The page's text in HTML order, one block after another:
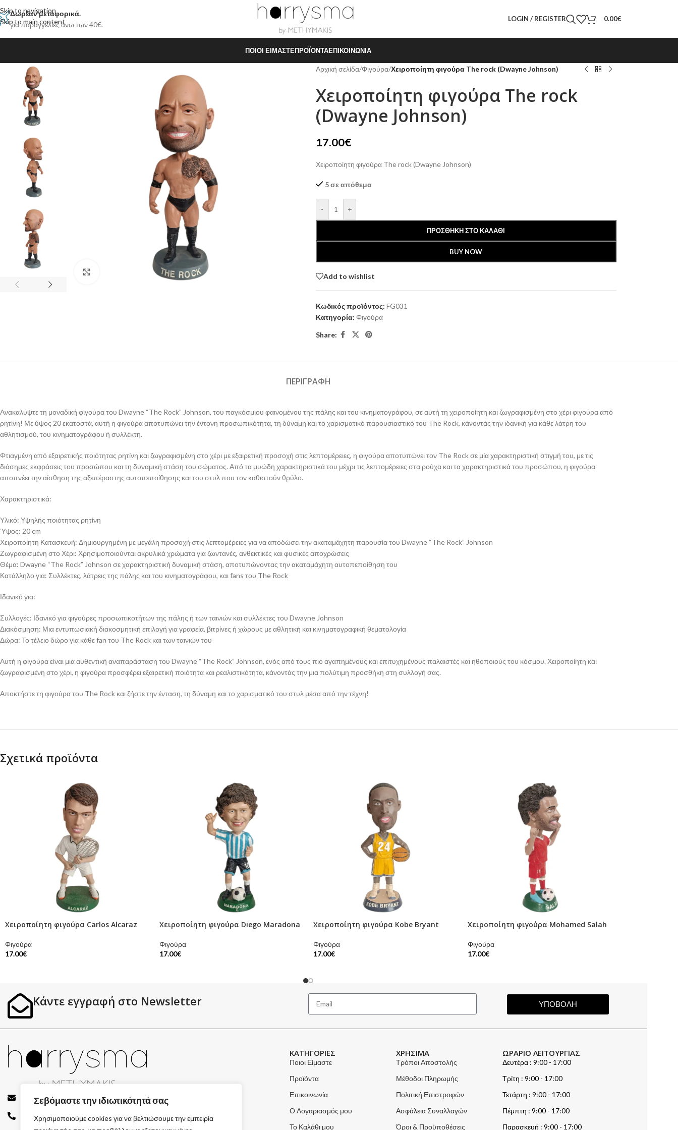
Σεβόμαστε την ιδιωτικότητά σας
Χρησιμοποιούμε cookies για να βελτιώσουμε την εμπειρία
Skip to navigation
Skip to main content
Δωρέαν μεταφορικά.
για παραγγελίες άνω των 40€.
LOGIN / REGISTER 0.00€
ΠΟΙΟΙ ΕΊΜΑΣΤΕΠΡΟΪΌΝΤΑΕΠΙΚΟΙΝΩΝΊΑ
Αρχική σελίδα/Φιγούρα/Χειροποίητη φιγούρα The rock (Dwayne Johnson)
Χειροποίητη φιγούρα The rock
(Dwayne Johnson)
17.00€
Χειροποίητη φιγούρα The rock (Dwayne Johnson)
5 σε απόθεμα
- +
ΠΡΟΣΘΉΚΗ ΣΤΟ ΚΑΛΆΘΙ
BUY NOW
Add to wishlist
Κωδικός προϊόντος: FG031
Κατηγορία: Φιγούρα
Share:
ΠΕΡΙΓΡΑΦΉ
Ανακαλύψτε τη μοναδική φιγούρα του Dwayne “The Rock” Johnson, του παγκόσμιου φαινομένου της πάλης και του κινηματογράφου, σε αυτή τη χειροποίητη και ζωγραφισμένη στο χέρι φιγούρα από
ρητίνη! Με ύψος 20 εκατοστά, αυτή η φιγούρα αποτυπώνει την έντονη προσωπικότητα, τη δύναμη και το χαρισματικό παρουσιαστικό του The Rock, κάνοντάς την ιδανική για κάθε λάτρη του
αθλητισμού, του κινηματογράφου ή συλλέκτη.
Φτιαγμένη από εξαιρετικής ποιότητας ρητίνη και ζωγραφισμένη στο χέρι με εξαιρετική προσοχή στις λεπτομέρειες, η φιγούρα αποτυπώνει τον The Rock σε μία χαρακτηριστική στιγμή του, με τις
διάσημες εκφράσεις του προσώπου και τη δυναμική στάση του σώματος. Από τα μυώδη χαρακτηριστικά του μέχρι τις λεπτομέρειες στα ρούχα και τα χαρακτηριστικά του προσώπου, η φιγούρα
αποπνέει την αίσθηση της αξεπέραστης αυτοπεποίθησης και του στυλ που τον καθιστούν θρύλο.
Χαρακτηριστικά:
Υλικό: Υψηλής ποιότητας ρητίνη
Ύψος: 20 cm
Χειροποίητη Κατασκευή: Δημιουργημένη με μεγάλη προσοχή στις λεπτομέρειες για να αποδώσει την ακαταμάχητη παρουσία του Dwayne “The Rock” Johnson
Ζωγραφισμένη στο Χέρι: Χρησιμοποιούνται ακρυλικά χρώματα για ζωντανές, ανθεκτικές και φυσικές αποχρώσεις
Θέμα: Dwayne “The Rock” Johnson σε χαρακτηριστική δυναμική στάση, αποτυπώνοντας την ακαταμάχητη αυτοπεποίθηση του
Κατάλληλο για: Συλλέκτες, λάτρεις της πάλης και του κινηματογράφου, και fans του The Rock
Ιδανικό για:
Συλλογές: Ιδανικό για φιγούρες προσωπικοτήτων της πάλης ή των ταινιών και συλλέκτες του Dwayne Johnson
Διακόσμηση: Μια εντυπωσιακή διακοσμητική επιλογή για γραφεία, βιτρίνες ή χώρους με αθλητική και κινηματογραφική θεματολογία
Δώρα: Το τέλειο δώρο για κάθε fan του The Rock και των ταινιών του
Αυτή η φιγούρα είναι μια αυθεντική αναπαράσταση του Dwayne “The Rock” Johnson, ενός από τους πιο αγαπημένους και επιτυχημένους παλαιστές και ηθοποιούς του κόσμου. Χειροποίητη και
ζωγραφισμένη στο χέρι, η φιγούρα προσφέρει εξαιρετική ποιότητα και ρεαλιστικότητα, κάνοντάς την μια πολύτιμη προσθήκη στη συλλογή σας.
Αποκτήστε τη φιγούρα του The Rock και ζήστε την ένταση, τη δύναμη και το χαρισματικό του στυλ μέσα από την τέχνη!
Σχετικά προϊόντα
Χειροποίητη φιγούρα Carlos Alcaraz
Φιγούρα
17.00€
Χειροποίητη φιγούρα Diego Maradona
Φιγούρα
17.00€
Χειροποίητη φιγούρα Kobe Bryant
Φιγούρα
17.00€
Χειροποίητη φιγούρα Mohamed Salah
Φιγούρα
17.00€
Κάντε εγγραφή στο Newsletter ΥΠΟΒΟΛΗ
info@harrysma.gr
694 744 7082
ΚΑΤΗΓΟΡΙΕΣ
Ποιοι Είμαστε
Προϊόντα
Επικοινωνία
Ο Λογαριασμός μου
Το Καλάθι μου
ΧΡΗΣΙΜΑ
Τρόποι Αποστολής
Μέθοδοι Πληρωμής
Πολιτική Επιστροφών
Ασφάλεια Συναλλαγών
Όροι & Προϋποθέσεις
ΩΡΑΡΙΟ ΛΕΙΤΟΥΡΓΙΑΣ
Δευτέρα : 9:00 - 17:00
Τρίτη : 9:00 - 17:00
Τετάρτη : 9:00 - 17:00
Πέμπτη : 9:00 - 17:00
Παρασκευή : 9:00 - 17:00